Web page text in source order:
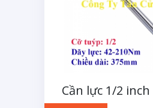
Cần lực 1/2 inch
răng 42-210Nm